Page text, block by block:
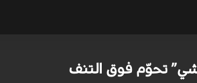
تحوّم فوق التنف